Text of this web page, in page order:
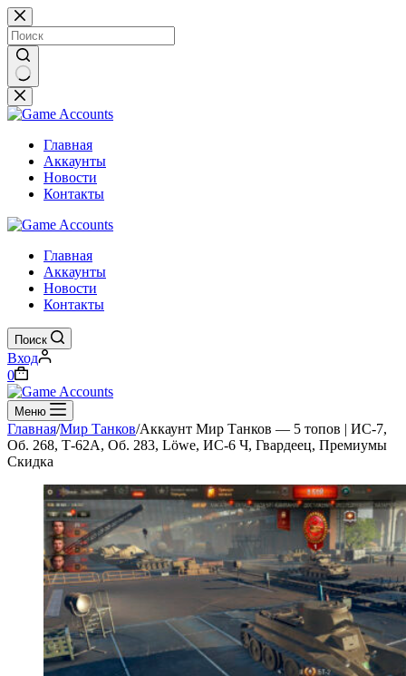
Перейти
к
сути
Ничего
не
Главная
Аккаунты
Новости
Контакты
Главная
Аккаунты
Новости
Контакты
Поиск
Вход
Корзина
0
Меню
Главная/Мир Танков/Аккаунт Мир Танков — 5 топов | ИС-7,
Об. 268, Т-62А, Об. 283, Löwe, ИС-6 Ч, Гвардеец, Премиумы
Скидка